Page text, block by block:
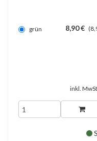
grün 8,90 €
inkl.